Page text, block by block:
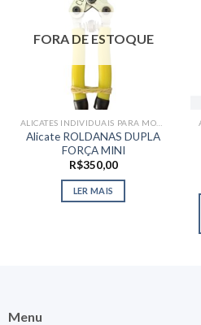
FORA DE ESTOQUE
Alicate ROLDANAS DUPLA
FORÇA MINI
R$350,00
LER MAIS
Menu